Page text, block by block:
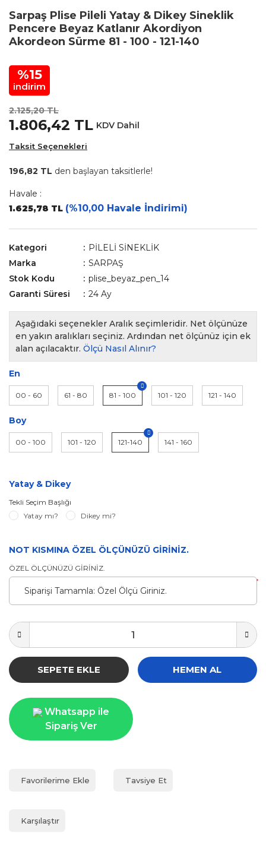
Sarpaş Plise Pileli Yatay & Dikey Sineklik
Pencere Beyaz Katlanır Akordiyon
Akordeon Sürme 81 - 100 - 121-140
%15
indirim
2.125,20 TL
1.806,42 TL KDV Dahil
Taksit Seçenekleri
196,82 TL den başlayan taksitlerle!
Havale :
1.625,78 TL (%10,00 Havale İndirimi)
Kategori
PİLELİ SİNEKLİK
Marka
SARPAŞ
Stok Kodu
plise_beyaz_pen_14
Garanti Süresi
24 Ay
Aşağıdaki seçenekler Aralık seçimleridir. Net ölçünüze
en yakın aralıkları seçiniz. Ardından net ölçünüz için ek
alan açılacaktır. Ölçü Nasıl Alınır?
En
00 - 60 61 - 80 81 - 100 101 - 120 121 - 140
Boy
00 - 100 101 - 120 121-140 141 - 160
Yatay & Dikey
Tekli Seçim Başlığı
Yatay mı?
Dikey mi?
NOT KISMINA ÖZEL ÖLÇÜNÜZÜ GİRİNİZ.
ÖZEL ÖLÇÜNÜZÜ GİRİNİZ.
*
SEPETE EKLE HEMEN AL
Whatsapp ile
Sipariş Ver
Tavsiye Et
Karşılaştır